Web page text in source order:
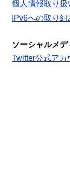
個人情報取り扱
IPv6への取り組
ソーシャルメデ
Twitter公式アカ